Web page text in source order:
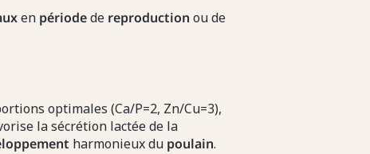
en périodede reproduction ou de
optimales (Ca/P=2, Zn/Cu=3),
la sécrétion lactée de la
harmonieux du poulain.